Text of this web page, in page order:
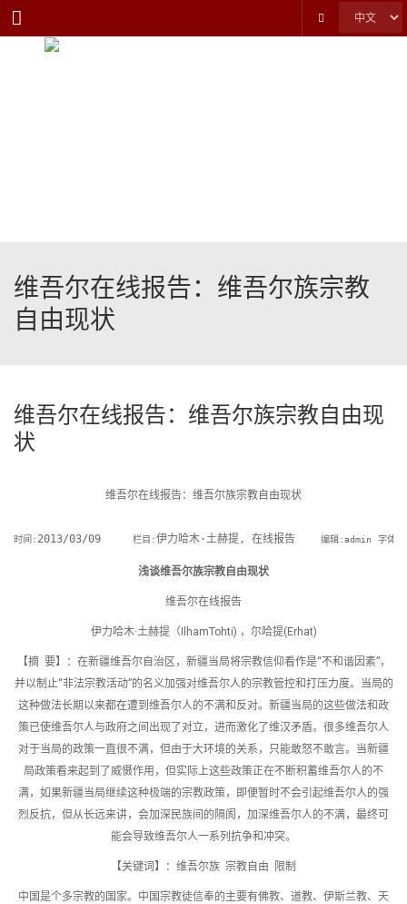
Menu
维吾尔在线报告：维吾尔族宗教
自由现状
维吾尔在线报告：维吾尔族宗教自由现
状
维吾尔在线报告：维吾尔族宗教自由现状
时间: 2013/03/09 栏目:伊力哈木·土赫提, 在线报告 编辑:admin 字体:
浅谈维吾尔族宗教自由现状
维吾尔在线报告
伊力哈木·土赫提（IlhamTohti) ，尔哈提(Erhat)
【摘 要】：在新疆维吾尔自治区，新疆当局将宗教信仰看作是“不和谐因素”，
并以制止“非法宗教活动”的名义加强对维吾尔人的宗教管控和打压力度。当局的
这种做法长期以来都在遭到维吾尔人的不满和反对。新疆当局的这些做法和政
策已使维吾尔人与政府之间出现了对立，进而激化了维汉矛盾。很多维吾尔人
对于当局的政策一直很不满，但由于大环境的关系，只能敢怒不敢言。当新疆
局政策看来起到了威慑作用，但实际上这些政策正在不断积蓄维吾尔人的不
满，如果新疆当局继续这种极端的宗教政策，即便暂时不会引起维吾尔人的强
烈反抗，但从长远来讲，会加深民族间的隔阂，加深维吾尔人的不满，最终可
能会导致维吾尔人一系列抗争和冲突。
【关键词】：维吾尔族 宗教自由 限制
中国是个多宗教的国家。中国宗教徒信奉的主要有佛教、道教、伊斯兰教、天